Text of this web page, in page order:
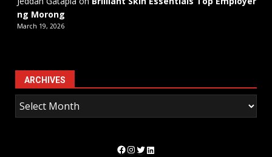
ng Morong
March 19, 2026
ARCHIVES
Facebook
Instagram
Twitter
LinkedIn